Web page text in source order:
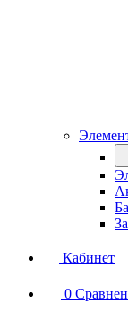
Кабинет
0